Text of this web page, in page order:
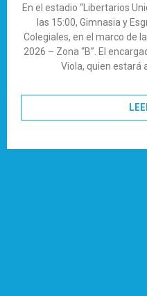
En el estadio “Libertarios
las 15:00, Gimnasia y
Colegiales, en el marco de
2026 – Zona “B”. El
Viola, quien estará